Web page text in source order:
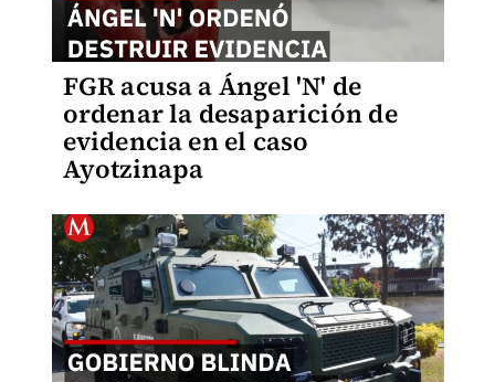
FGR acusa a Ángel 'N' de
ordenar la desaparición de
evidencia en el caso
Ayotzinapa